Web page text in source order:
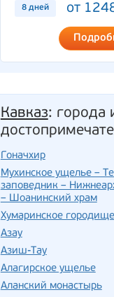
8 дней от
Кавказ: города
Гоначхир
Мухинское ущелье –
заповедник –
– Шоанинский храм
Хумаринское городище
Азау
Азиш-Тау
Алагирское ущелье
Аланский монастырь